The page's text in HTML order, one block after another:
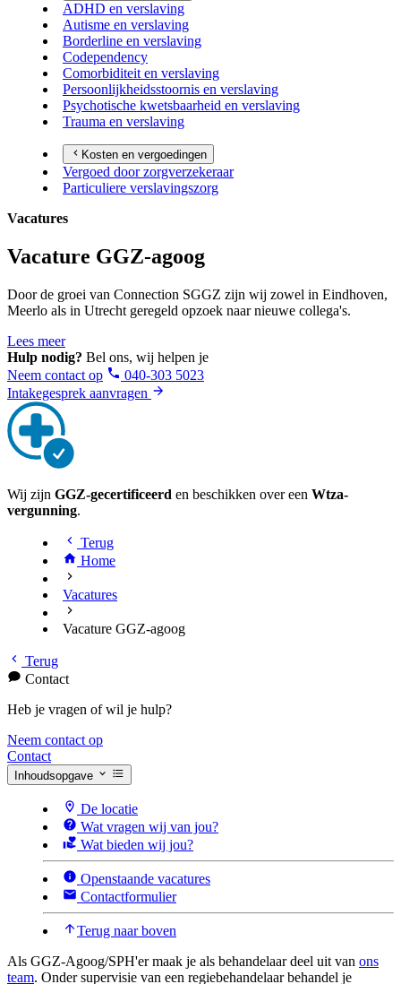
ADHD en verslaving
Autisme en verslaving
Borderline en verslaving
Codependency
Comorbiditeit en verslaving
Persoonlijkheidsstoornis en verslaving
Psychotische kwetsbaarheid en verslaving
Trauma en verslaving
Kosten en vergoedingen
Vergoed door zorgverzekeraar
Particuliere verslavingszorg
Vacatures
Vacature GGZ-agoog
Door de groei van Connection SGGZ zijn wij zowel in Eindhoven,
Meerlo als in Utrecht geregeld opzoek naar nieuwe collega's.
Lees meer
Hulp nodig? Bel ons, wij helpen je
Neem contact op
040-303 5023
Intakegesprek aanvragen
Wij zijn GGZ-gecertificeerd en beschikken over een Wtza-
vergunning.
Terug
Home
Vacatures
Vacature GGZ-agoog
Terug
Contact
Heb je vragen of wil je hulp?
Neem contact op
Contact
Inhoudsopgave
De locatie
Wat vragen wij van jou?
Wat bieden wij jou?
Openstaande vacatures
Contactformulier
Terug naar boven
Als GGZ-Agoog/SPH'er maak je als behandelaar deel uit van ons
team. Onder supervisie van een regiebehandelaar behandel je